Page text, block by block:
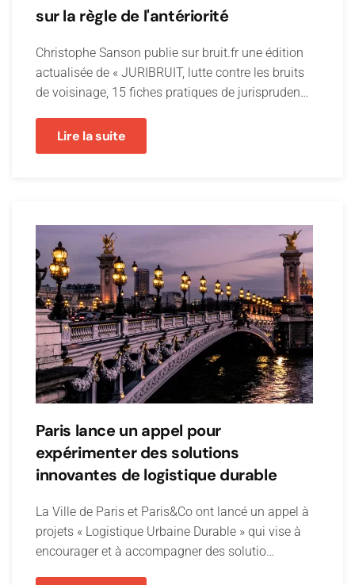
sur la règle de l'antériorité
Christophe Sanson publie sur bruit.fr une édition
actualisée de « JURIBRUIT, lutte contre les bruits
de voisinage, 15 fiches pratiques de jurispruden…
Lire la suite
Paris lance un appel pour
expérimenter des solutions
innovantes de logistique durable
La Ville de Paris et Paris&Co ont lancé un appel à
projets « Logistique Urbaine Durable » qui vise à
encourager et à accompagner des solutio…